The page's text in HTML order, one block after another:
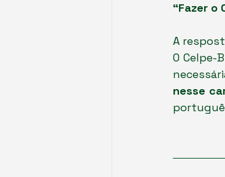
“Fazer o
A
O Celpe-
nesse